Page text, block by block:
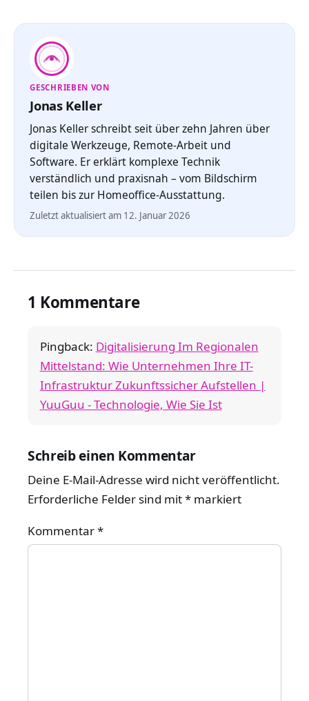
GESCHRIEBEN VON
Jonas Keller
Jonas Keller schreibt seit über zehn Jahren über
digitale Werkzeuge, Remote-Arbeit und
Software. Er erklärt komplexe Technik
verständlich und praxisnah – vom Bildschirm
teilen bis zur Homeoffice-Ausstattung.
Zuletzt aktualisiert am 12. Januar 2026
1 Kommentare
Pingback: Digitalisierung Im Regionalen
Mittelstand: Wie Unternehmen Ihre IT-
Infrastruktur Zukunftssicher Aufstellen |
YuuGuu - Technologie, Wie Sie Ist
Schreib einen Kommentar
Deine E-Mail-Adresse wird nicht veröffentlicht.
Erforderliche Felder sind mit* markiert
Kommentar*